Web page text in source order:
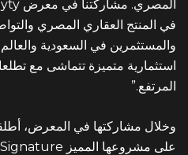
في المنتج العقاري المصري
والمستثمرين في السعودية
استثمارية متميزة تتماشى مع
المرتفع.”
وخلال مشاركتها في المعرض،
على مشروعها المميز